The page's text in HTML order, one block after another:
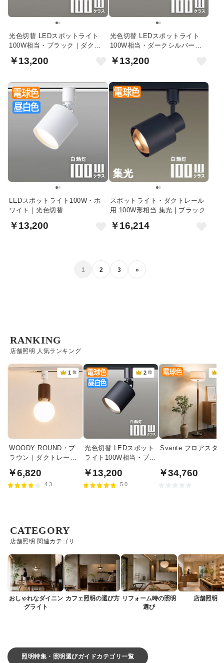
光色切替 LEDスポットライト
100W相当・ブラック｜ダクト
￥13,200
光色切替 LEDスポットライト
100W相当・ダークシルバー｜
￥13,200
LEDスポットライト100W・ホ
ワイト｜光色切替
￥13,200
スポットライト・ダクトレール
用 100W形相当 集光 | ブラック
￥16,214
1 2 3 »
店舗照明 人気ランキング
RANKING
WOODY ROUND・ブ
ラウン｜ダクトレール
￥6,820
4.3
光色切替 LEDスポット
ライト100W相当・ブラ
￥13,200
5.0
Svante フロアスタ
￥34,760
店舗照明 関連カテゴリ
CATEGORY
おしゃれなダイニン
グライト
カフェ照明の選び方 リフォーム時の照明
選び
店舗照明
照明特集・照明選びガイドカテゴリ一覧